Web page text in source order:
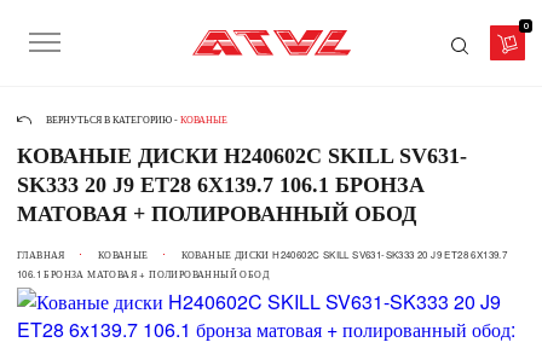
0
ВЕРНУТЬСЯ В КАТЕГОРИЮ - КОВАНЫЕ
КОВАНЫЕ ДИСКИ H240602C SKILL SV631-
SK333 20 J9 ET28 6X139.7 106.1 БРОНЗА
МАТОВАЯ + ПОЛИРОВАННЫЙ ОБОД
ГЛАВНАЯ КОВАНЫЕ
КОВАНЫЕ ДИСКИ H240602C SKILL SV631-SK333 20 J9 ET28 6X139.7
106.1 БРОНЗА МАТОВАЯ + ПОЛИРОВАННЫЙ ОБОД